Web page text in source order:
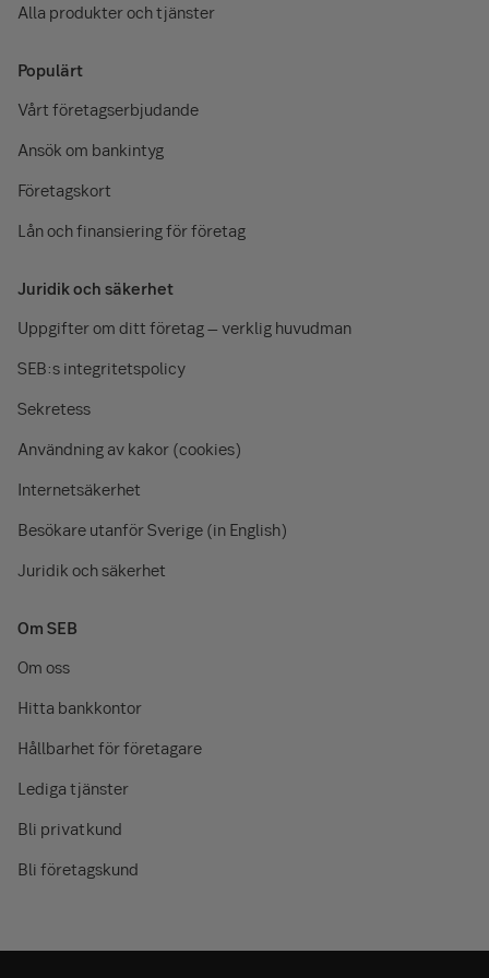
Alla produkter och tjänster
Populärt
Vårt företagserbjudande
Ansök om bankintyg
Företagskort
Lån och finansiering för företag
Juridik och säkerhet
Uppgifter om ditt företag – verklig huvudman
SEB:s integritetspolicy
Sekretess
Användning av kakor (cookies)
Internetsäkerhet
Besökare utanför Sverige (in English)
Juridik och säkerhet
Om SEB
Om oss
Hitta bankkontor
Hållbarhet för företagare
Lediga tjänster
Bli privatkund
Bli företagskund